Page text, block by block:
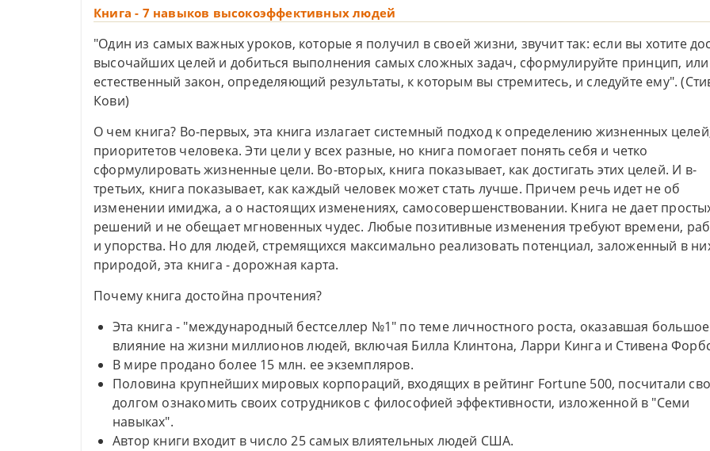
Книга - 7 навыков высокоэффективных людей
"Один из самых важных уроков, которые я получил в своей жизни, звучит так: если вы хотите
высочайших целей и добиться выполнения самых сложных задач, сформулируйте принцип, или
естественный закон, определяющий результаты, к которым вы стремитесь, и следуйте ему".
Кови)
О чем книга? Во-первых, эта книга излагает системный подход к определению жизненных
приоритетов человека. Эти цели у всех разные, но книга помогает понять себя и четко
сформулировать жизненные цели. Во-вторых, книга показывает, как достигать этих целей. И в-
третьих, книга показывает, как каждый человек может стать лучше. Причем речь идет не об
изменении имиджа, а о настоящих изменениях, самосовершенствовании. Книга не дает
решений и не обещает мгновенных чудес. Любые позитивные изменения требуют времени,
и упорства. Но для людей, стремящихся максимально реализовать потенциал, заложенный в
природой, эта книга - дорожная карта.
Почему книга достойна прочтения?
Эта книга - "международный бестселлер №1" по теме личностного роста, оказавшая большое
влияние на жизни миллионов людей, включая Билла Клинтона, Ларри Кинга и Стивена
В мире продано более 15 млн. ее экземпляров.
Половина крупнейших мировых корпораций, входящих в рейтинг Fortune 500, посчитали
долгом ознакомить своих сотрудников с философией эффективности, изложенной в "Семи
навыках".
Автор книги входит в число 25 самых влиятельных людей США.